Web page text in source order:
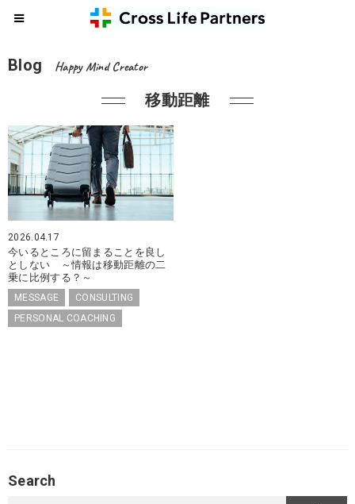
Blog Happy Mind Creator
移動距離
2026.04.17
今いるところに留まることを良し
としない ～情報は移動距離の二
乗に比例する？～
MESSAGE
CONSULTING
PERSONAL COACHING
Search